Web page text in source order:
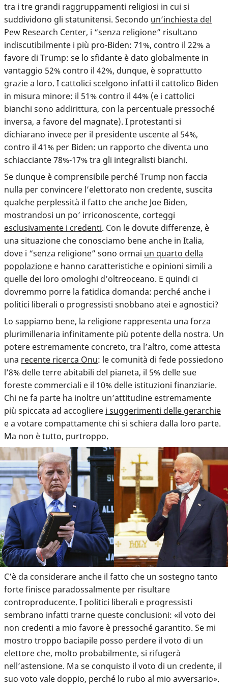
tra i tre grandi raggruppamenti religiosi in cui si
suddividono gli statunitensi. Secondo un’inchiesta del
Pew Research Center, i “senza religione” risultano
indiscutibilmente i più pro-Biden: 71%, contro il 22% a
favore di Trump: se lo sfidante è dato globalmente in
vantaggio 52% contro il 42%, dunque, è soprattutto
grazie a loro. I cattolici scelgono infatti il cattolico Biden
in misura minore: il 51% contro il 44% (e i cattolici
bianchi sono addirittura, con la percentuale pressoché
inversa, a favore del magnate). I protestanti si
dichiarano invece per il presidente uscente al 54%,
contro il 41% per Biden: un rapporto che diventa uno
schiacciante 78%-17% tra gli integralisti bianchi.
Se dunque è comprensibile perché Trump non faccia
nulla per convincere l’elettorato non credente, suscita
qualche perplessità il fatto che anche Joe Biden,
mostrandosi un po’ irriconoscente, corteggi
esclusivamente i credenti. Con le dovute differenze, è
una situazione che conosciamo bene anche in Italia,
dove i “senza religione” sono ormai un quarto della
popolazione e hanno caratteristiche e opinioni simili a
quelle dei loro omologhi d’oltreoceano. E quindi ci
dovremmo porre la fatidica domanda: perché anche i
politici liberali o progressisti snobbano atei e agnostici?
Lo sappiamo bene, la religione rappresenta una forza
plurimillenaria infinitamente più potente della nostra. Un
potere estremamente concreto, tra l’altro, come attesta
una recente ricerca Onu: le comunità di fede possiedono
l’8% delle terre abitabili del pianeta, il 5% delle sue
foreste commerciali e il 10% delle istituzioni finanziarie.
Chi ne fa parte ha inoltre un’attitudine estremamente
più spiccata ad accogliere i suggerimenti delle gerarchie
e a votare compattamente chi si schiera dalla loro parte.
Ma non è tutto, purtroppo.
C’è da considerare anche il fatto che un sostegno tanto
forte finisce paradossalmente per risultare
controproducente. I politici liberali e progressisti
sembrano infatti trarne queste conclusioni: «il voto dei
non credenti a mio favore è pressoché garantito. Se mi
mostro troppo baciapile posso perdere il voto di un
elettore che, molto probabilmente, si rifugerà
nell’astensione. Ma se conquisto il voto di un credente, il
suo voto vale doppio, perché lo rubo al mio avversario».